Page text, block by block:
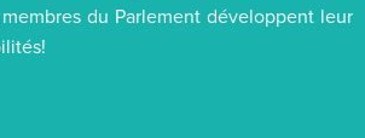
du Parlement développent leur